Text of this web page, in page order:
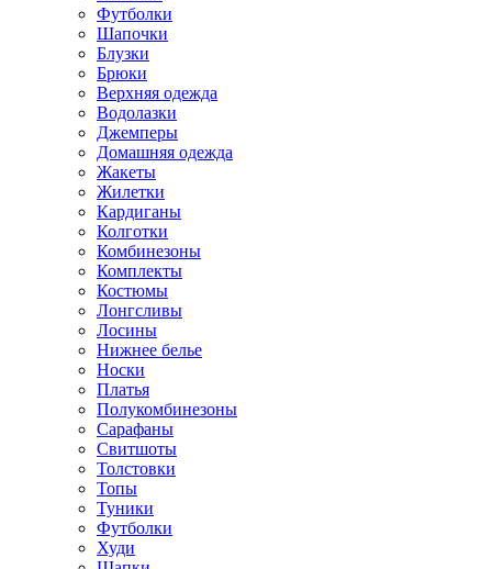
Футболки
Шапочки
Блузки
Брюки
Верхняя одежда
Водолазки
Джемперы
Домашняя одежда
Жакеты
Жилетки
Кардиганы
Колготки
Комбинезоны
Комплекты
Костюмы
Лонгсливы
Лосины
Нижнее белье
Носки
Платья
Полукомбинезоны
Сарафаны
Свитшоты
Толстовки
Топы
Туники
Футболки
Худи